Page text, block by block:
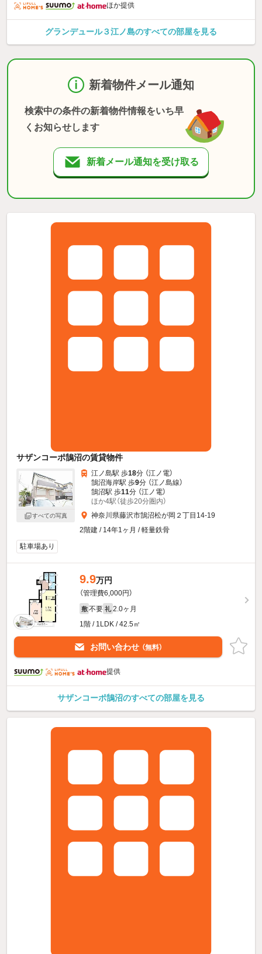
ほか提供
グランデュール３江ノ島のすべての部屋を見る
新着物件メール通知
検索中の条件の新着物件情報をいち早
くお知らせします
新着メール通知を受け取る
サザンコーポ鵠沼の賃貸物件
すべての写真
江ノ島駅 歩18分 （江ノ電）
鵠沼海岸駅 歩9分 （江ノ島線）
鵠沼駅 歩11分 （江ノ電）
ほか4駅（徒歩20分圏内）
神奈川県藤沢市鵠沼松が岡２丁目14-19
2階建 / 14年1ヶ月 / 軽量鉄骨
駐車場あり
9.9万円
（管理費6,000円）
敷 不要 礼 2.0ヶ月
1階 / 1LDK / 42.5㎡
お問い合わせ （無料）
提供
サザンコーポ鵠沼のすべての部屋を見る